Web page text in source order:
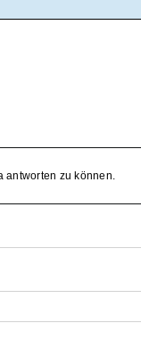
antworten zu können.